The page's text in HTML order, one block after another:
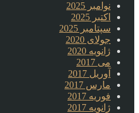
نوامبر 2025
اکتبر 2025
سپتامبر 2025
جولای 2020
ژانویه 2020
می 2017
آوریل 2017
مارس 2017
فوریه 2017
ژانویه 2017